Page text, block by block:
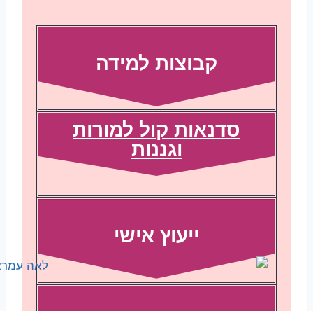
קבוצות למידה
סדנאות קול למורות
וגננות
ייעוץ אישי